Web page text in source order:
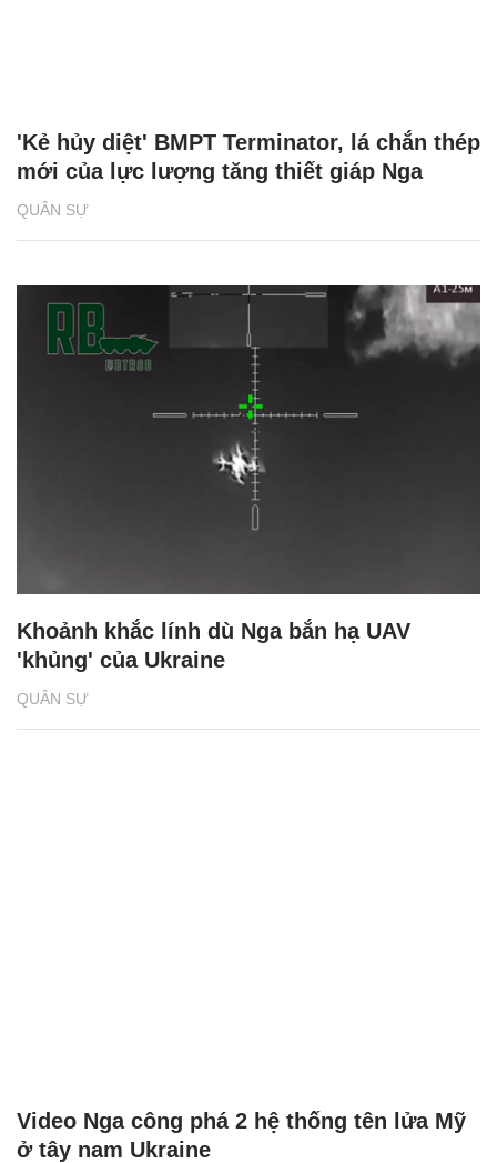
QUÂN SỰ
'Kẻ hủy diệt' BMPT Terminator, lá chắn thép
mới của lực lượng tăng thiết giáp Nga
QUÂN SỰ
Khoảnh khắc lính dù Nga bắn hạ UAV
'khủng' của Ukraine
Video Nga công phá 2 hệ thống tên lửa Mỹ
ở tây nam Ukraine